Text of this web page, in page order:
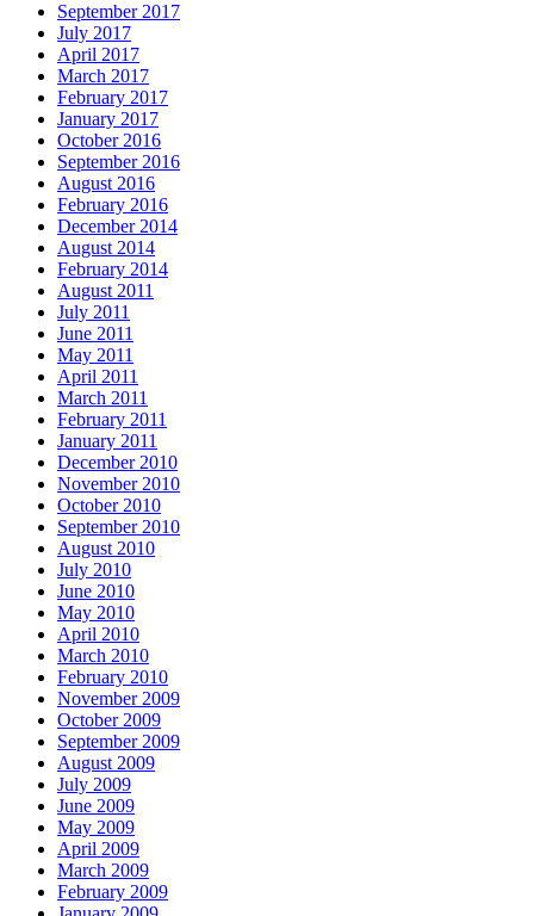
September 2017
July 2017
April 2017
March 2017
February 2017
January 2017
October 2016
September 2016
August 2016
February 2016
December 2014
August 2014
February 2014
August 2011
July 2011
June 2011
May 2011
April 2011
March 2011
February 2011
January 2011
December 2010
November 2010
October 2010
September 2010
August 2010
July 2010
June 2010
May 2010
April 2010
March 2010
February 2010
November 2009
October 2009
September 2009
August 2009
July 2009
June 2009
May 2009
April 2009
March 2009
February 2009